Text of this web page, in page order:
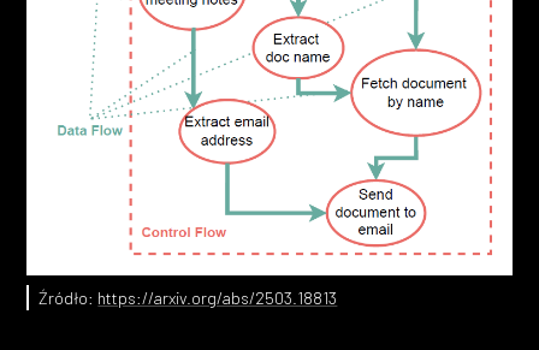
Źródło: https://arxiv.org/abs/2503.18813